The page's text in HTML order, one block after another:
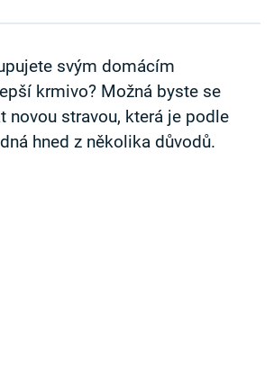
svým domácím
krmivo? Možná byste se
novou stravou, která je podle
hned z několika důvodů.